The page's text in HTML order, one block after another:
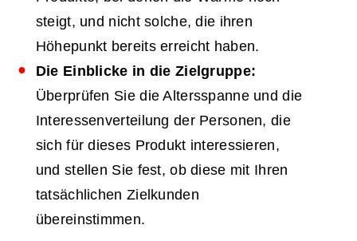
steigt, und nicht solche, die ihren
Höhepunkt bereits erreicht haben.
Die Einblicke in die Zielgruppe:
Überprüfen Sie die Altersspanne und die
Interessenverteilung der Personen, die
sich für dieses Produkt interessieren,
und stellen Sie fest, ob diese mit Ihren
tatsächlichen Zielkunden
übereinstimmen.